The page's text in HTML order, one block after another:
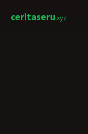
ceritaseru.xyz